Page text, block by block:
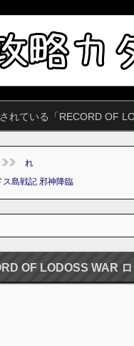
れている「RECORD OF
れ
ス島戦記 邪神降臨
OF LODOSS WAR